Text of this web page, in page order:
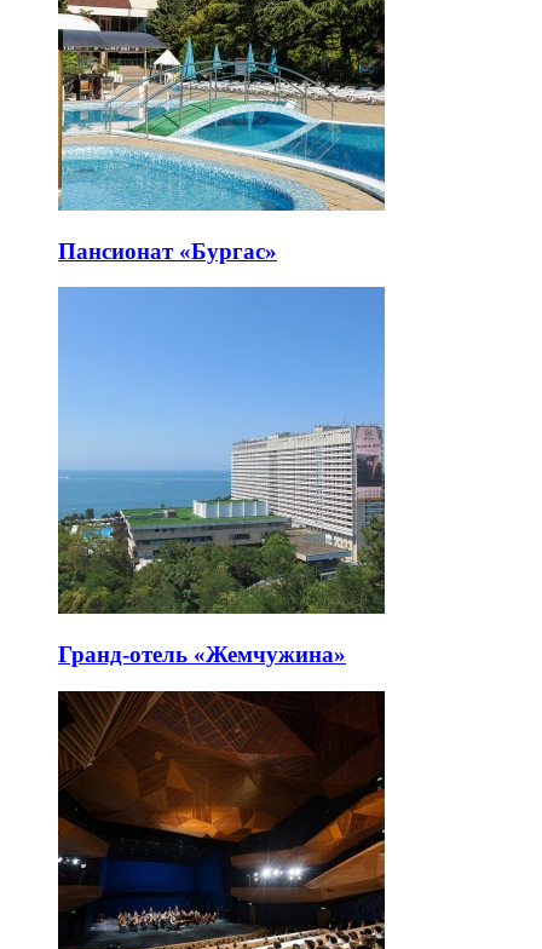
Пансионат «Бургас»
Гранд-отель «Жемчужина»